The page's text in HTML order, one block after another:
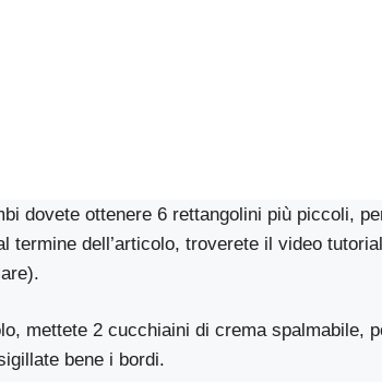
dovete ottenere 6 rettangolini più piccoli,
termine dell’articolo, troverete il video
mettete 2 cucchiaini di crema spalmabile,
bene i bordi.